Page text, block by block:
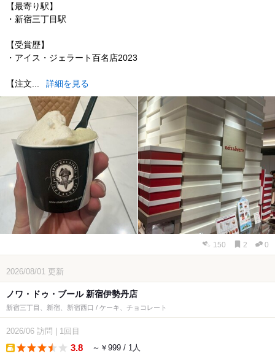
【最寄り駅】
・新宿三丁目駅
【受賞歴】
・アイス・ジェラート百名店2023
【注文... 詳細を見る
150 2 0
2026/08/01 更新
ノワ・ドゥ・ブール 新宿伊勢丹店
新宿三丁目、新宿、新宿西口 / ケーキ、チョコレート
2026/06 訪問 1回目
3.8 ～￥999 / 1人